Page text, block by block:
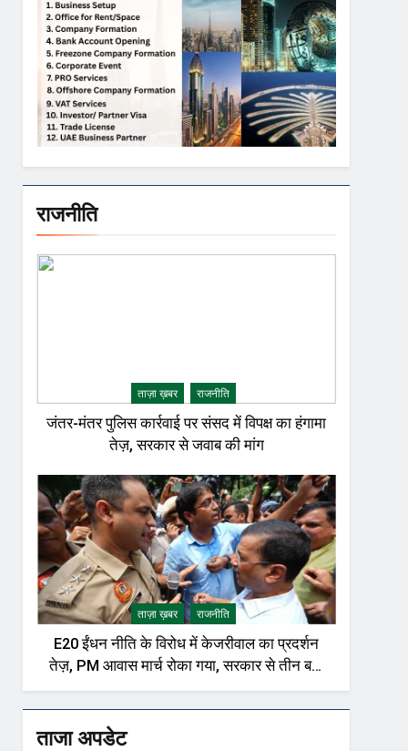
राजनीति
ताज़ा ख़बर राजनीति
जंतर-मंतर पुलिस कार्रवाई पर संसद में विपक्ष का हंगामा
तेज़, सरकार से जवाब की मांग
ताज़ा ख़बर राजनीति
E20 ईंधन नीति के विरोध में केजरीवाल का प्रदर्शन
तेज़, PM आवास मार्च रोका गया, सरकार से तीन बड़ी
मांगें
ताजा अपडेट